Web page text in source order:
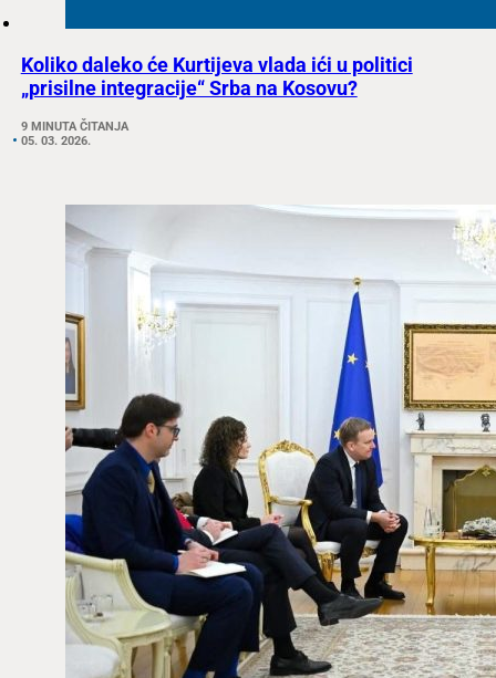
Koliko daleko će Kurtijeva vlada ići u politici
„prisilne integracije“ Srba na Kosovu?
9 MINUTA ČITANJA
05. 03. 2026.